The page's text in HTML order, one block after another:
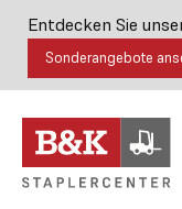
Entdecken Sie
Sonderangebote